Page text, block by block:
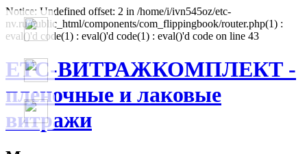
Notice: Undefined offset: 2 in /home/i/ivn545oz/etc-
nv.ru/public_html/components/com_flippingbook/router.php(1) :
eval()'d code(1) : eval()'d code(1) : eval()'d code on line 43
ЕТС-ВИТРАЖКОМПЛЕКТ -
пленочные и лаковые
витражи